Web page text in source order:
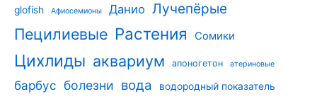
glofish Афиосемионы Данио Лучепёрые
Пецилиевые Растения Сомики
Цихлиды аквариум апоногетон атериновые
барбус болезни вода водородный показатель